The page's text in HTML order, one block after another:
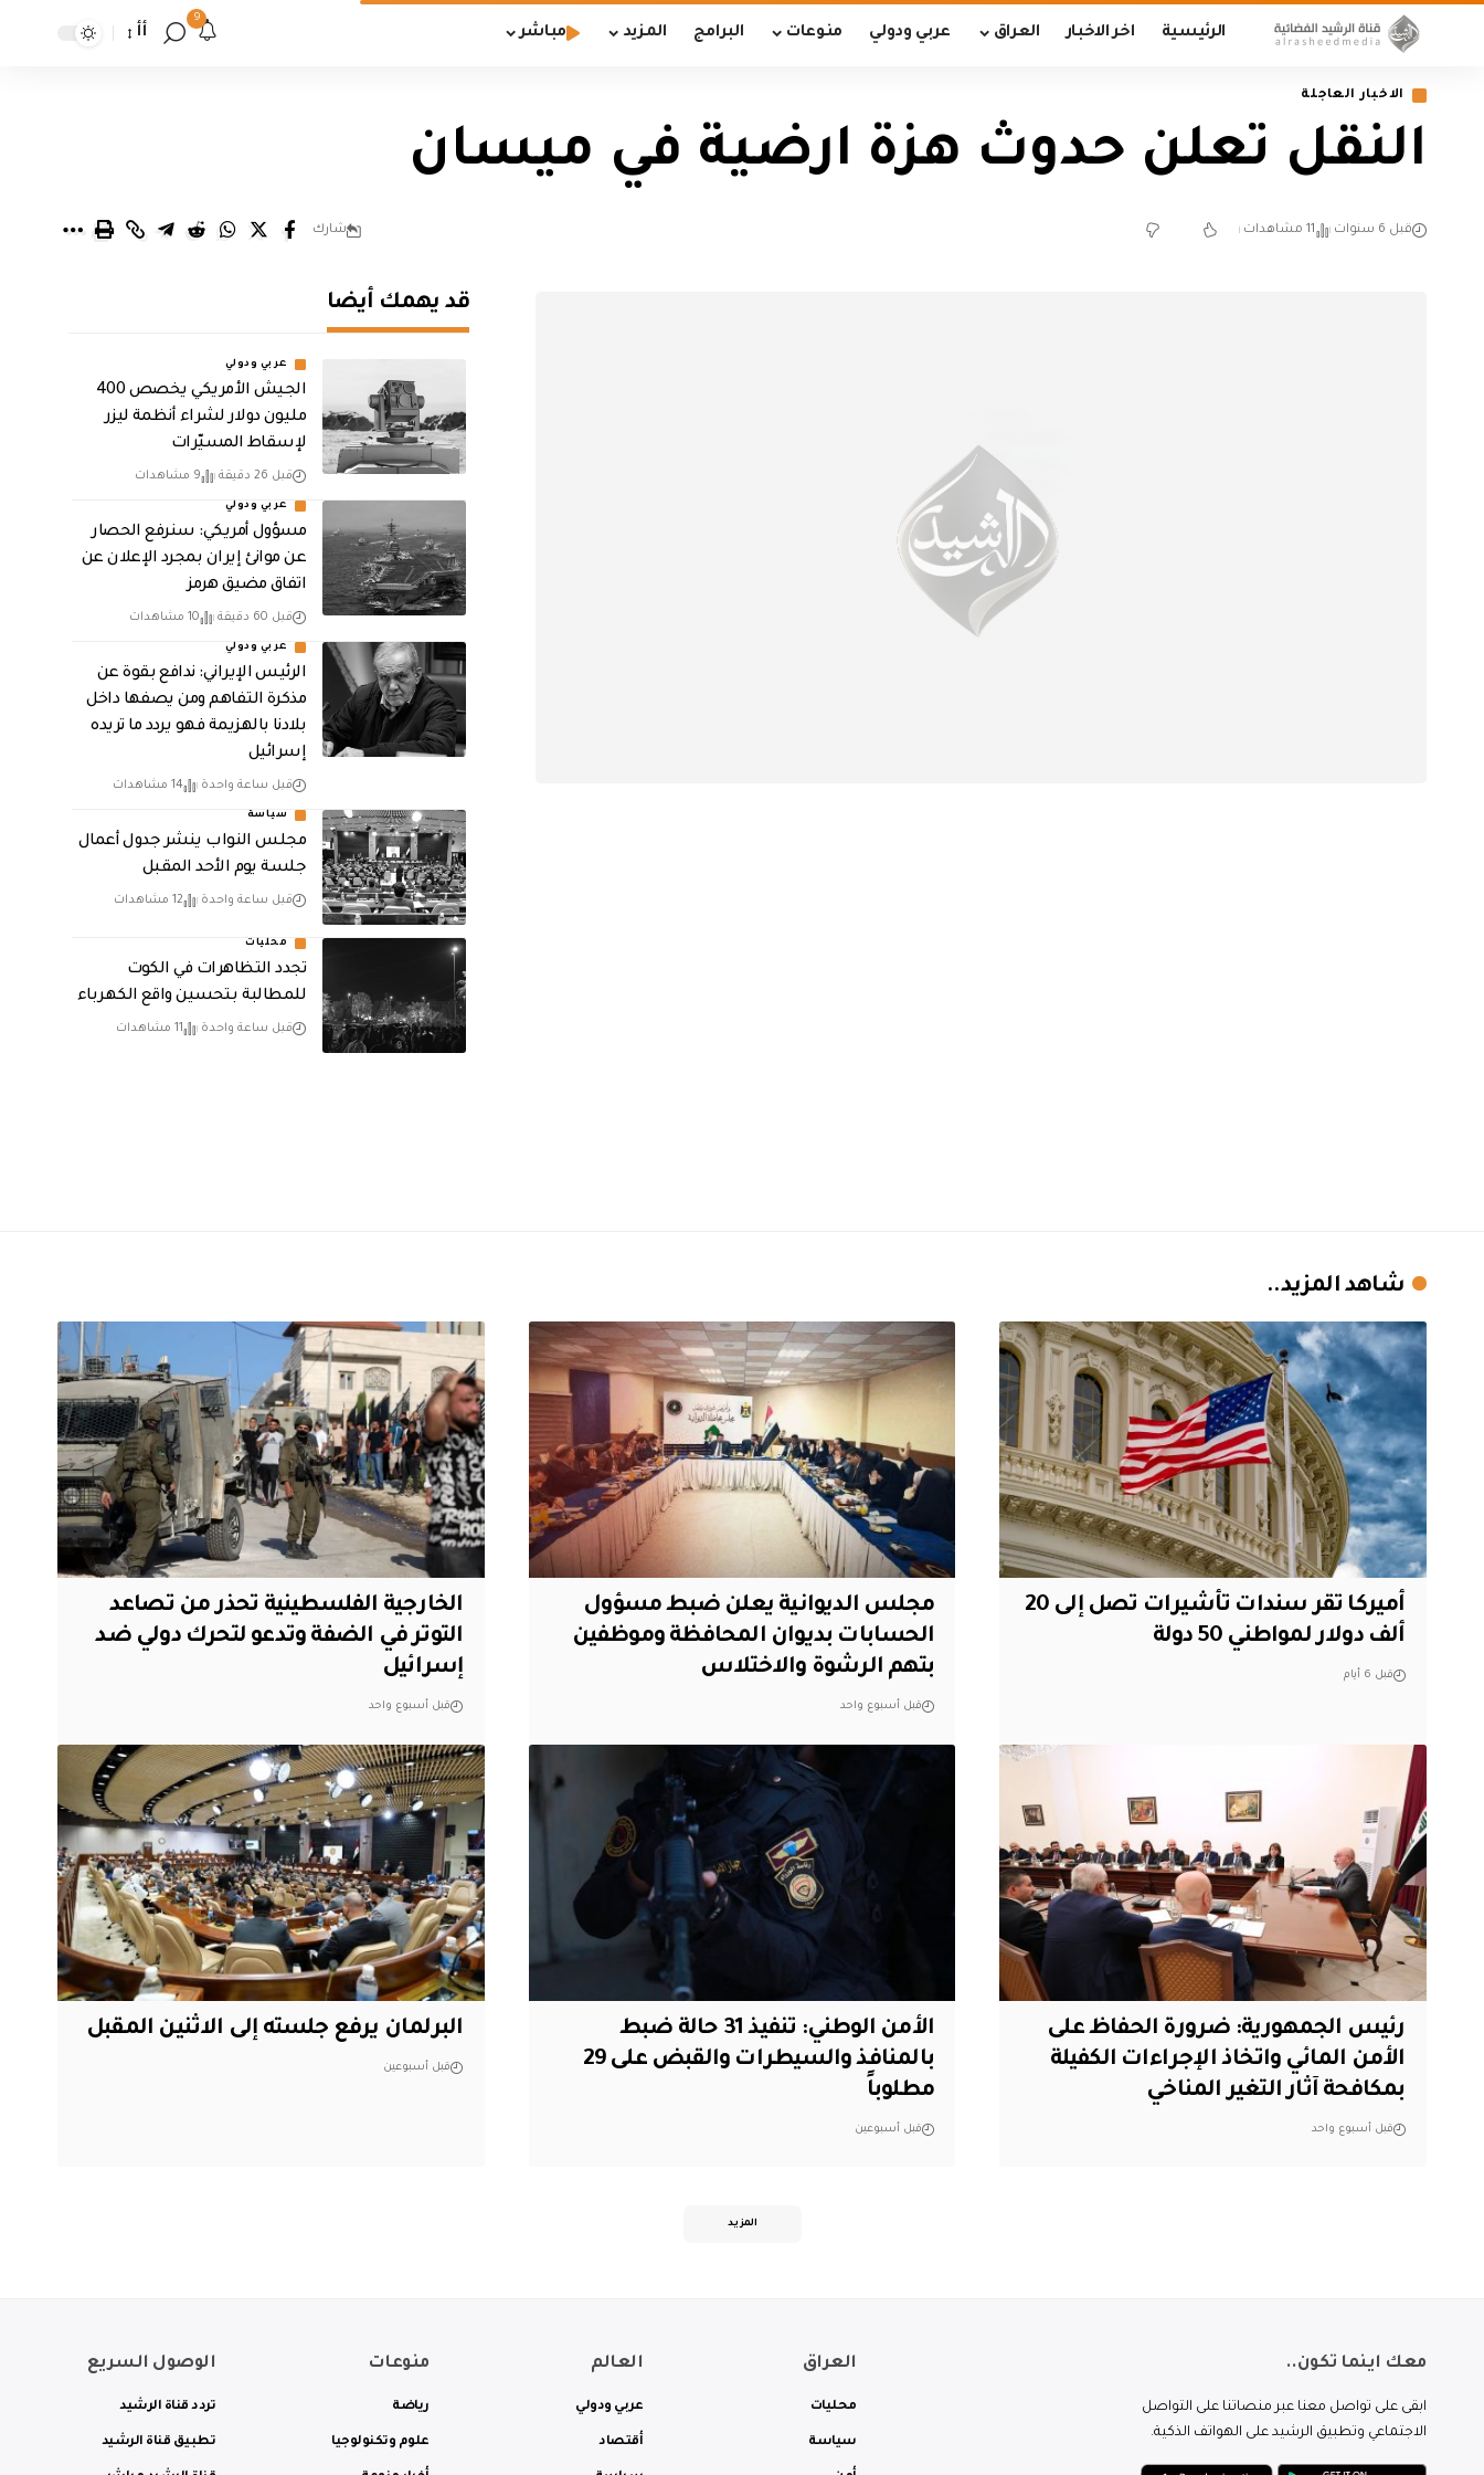
الرئيسية اخر الاخبار العراق عربي ودولي منوعات البرامج المزيد مباشر
9
أأ
الاخبار العاجلة
النقل تعلن حدوث هزة ارضية في ميسان
قبل 6 سنوات 11 مشاهدات شارك
قد يهمك أيضا
عربي ودولي
الجيش الأمريكي يخصص 400
مليون دولار لشراء أنظمة ليزر
لإسقاط المسيّرات
قبل 26 دقيقة 9 مشاهدات
عربي ودولي
مسؤول أمريكي: سنرفع الحصار
عن موانئ إيران بمجرد الإعلان عن
اتفاق مضيق هرمز
قبل 60 دقيقة 10 مشاهدات
عربي ودولي
الرئيس الإيراني: ندافع بقوة عن
مذكرة التفاهم ومن يصفها داخل
بلادنا بالهزيمة فهو يردد ما تريده
إسرائيل
قبل ساعة واحدة 14 مشاهدات
سياسة
مجلس النواب ينشر جدول أعمال
جلسة يوم الأحد المقبل
قبل ساعة واحدة 12 مشاهدات
محليات
تجدد التظاهرات في الكوت
للمطالبة بتحسين واقع الكهرباء
قبل ساعة واحدة 11 مشاهدات
شاهد المزيد..
أميركا تقر سندات تأشيرات تصل إلى 20
ألف دولار لمواطني 50 دولة
قبل 6 أيام
مجلس الديوانية يعلن ضبط مسؤول
الحسابات بديوان المحافظة وموظفين
بتهم الرشوة والاختلاس
قبل أسبوع واحد
الخارجية الفلسطينية تحذر من تصاعد
التوتر في الضفة وتدعو لتحرك دولي ضد
إسرائيل
قبل أسبوع واحد
رئيس الجمهورية: ضرورة الحفاظ على
الأمن المائي واتخاذ الإجراءات الكفيلة
بمكافحة آثار التغير المناخي
قبل أسبوع واحد
الأمن الوطني: تنفيذ 31 حالة ضبط
بالمنافذ والسيطرات والقبض على 29
مطلوباً
قبل أسبوعين
البرلمان يرفع جلسته إلى الاثنين المقبل
قبل أسبوعين
المزيد
معك اينما تكون..
ابقى على تواصل معنا عبر منصاتنا على التواصل
الاجتماعي وتطبيق الرشيد على الهواتف الذكية.
العراق
محليات
سياسة
العالم
عربي ودولي
أقتصاد
منوعات
رياضة
علوم وتكنولوجيا
الوصول السريع
تردد قناة الرشيد
تطبيق قناة الرشيد